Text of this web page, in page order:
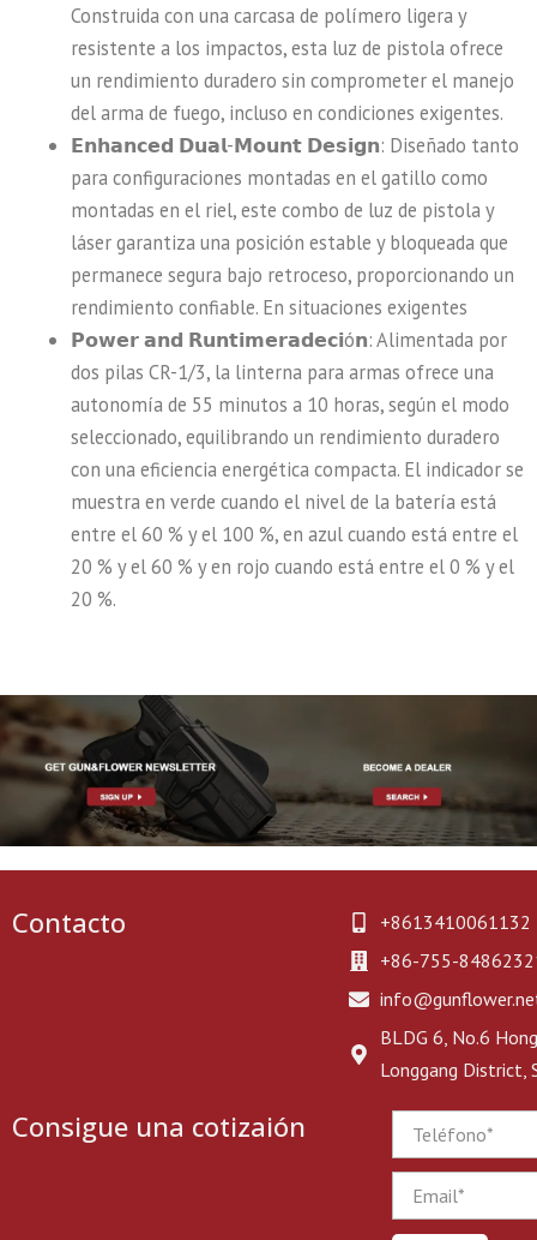
Construida con una carcasa de polímero ligera y
resistente a los impactos, esta luz de pistola ofrece
un rendimiento duradero sin comprometer el manejo
del arma de fuego, incluso en condiciones exigentes.
𝗘𝗻𝗵𝗮𝗻𝗰𝗲𝗱 𝗗𝘂𝗮𝗹-𝗠𝗼𝘂𝗻𝘁 𝗗𝗲𝘀𝗶𝗴𝗻: Diseñado tanto
para configuraciones montadas en el gatillo como
montadas en el riel, este combo de luz de pistola y
láser garantiza una posición estable y bloqueada que
permanece segura bajo retroceso, proporcionando un
rendimiento confiable. En situaciones exigentes
𝗣𝗼𝘄𝗲𝗿 𝗮𝗻𝗱 𝗥𝘂𝗻𝘁𝗶𝗺𝗲𝗿𝗮𝗱𝗲𝗰𝗶ó𝗻: Alimentada por
dos pilas CR-1/3, la linterna para armas ofrece una
autonomía de 55 minutos a 10 horas, según el modo
seleccionado, equilibrando un rendimiento duradero
con una eficiencia energética compacta. El indicador se
muestra en verde cuando el nivel de la batería está
entre el 60 % y el 100 %, en azul cuando está entre el
20 % y el 60 % y en rojo cuando está entre el 0 % y el
20 %.
Contacto
+8613410061132
+86-755-
BLDG 6, No.6
Longgang District,
Consigue una cotizaión